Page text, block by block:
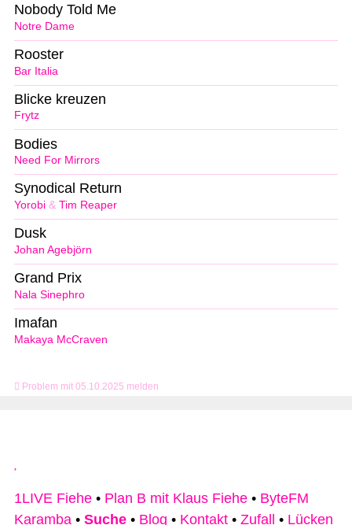
Problem mit 05.10.2025 melden
Notre Dame
Nobody Told Me
Bar Italia
Rooster
Frytz
Blicke kreuzen
Need For Mirrors
Bodies
Yorobi & Tim Reaper
Synodical Return
Johan Agebjörn
Dusk
Nala Sinephro
Grand Prix
Makaya McCraven
Imafan
1LIVE Fiehe • Plan B mit Klaus Fiehe • ByteFM
Karamba • Suche • Blog • Kontakt • Zufall • Lücken